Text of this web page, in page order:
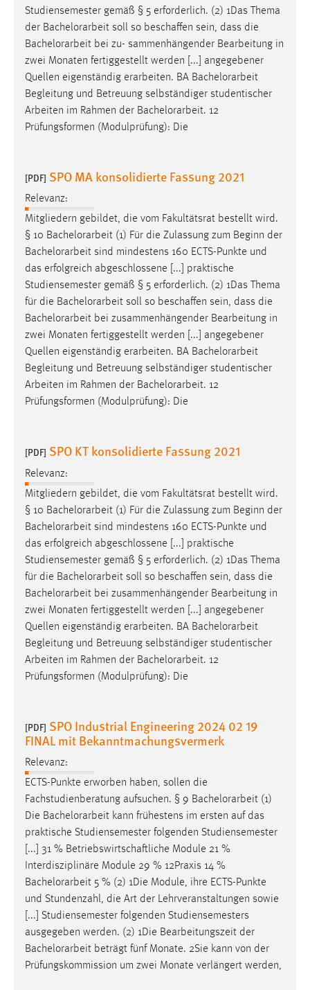
Studiensemester gemäß § 5 erforderlich. (2) 1Das Thema
der Bachelorarbeit soll so beschaffen sein, dass die
Bachelorarbeit bei zu- sammenhängender Bearbeitung in
zwei Monaten fertiggestellt werden [...] angegebener
Quellen eigenständig erarbeiten. BA Bachelorarbeit
Begleitung und Betreuung selbständiger studentischer
Arbeiten im Rahmen der Bachelorarbeit. 12
Prüfungsformen (Modulprüfung): Die
[PDF] SPO MA konsolidierte Fassung 2021
Relevanz:
Mitgliedern gebildet, die vom Fakultätsrat bestellt wird.
§ 10 Bachelorarbeit (1) Für die Zulassung zum Beginn der
Bachelorarbeit sind mindestens 160 ECTS-Punkte und
das erfolgreich abgeschlossene [...] praktische
Studiensemester gemäß § 5 erforderlich. (2) 1Das Thema
für die Bachelorarbeit soll so beschaffen sein, dass die
Bachelorarbeit bei zusammenhängender Bearbeitung in
zwei Monaten fertiggestellt werden [...] angegebener
Quellen eigenständig erarbeiten. BA Bachelorarbeit
Begleitung und Betreuung selbständiger studentischer
Arbeiten im Rahmen der Bachelorarbeit. 12
Prüfungsformen (Modulprüfung): Die
[PDF] SPO KT konsolidierte Fassung 2021
Relevanz:
Mitgliedern gebildet, die vom Fakultätsrat bestellt wird.
§ 10 Bachelorarbeit (1) Für die Zulassung zum Beginn der
Bachelorarbeit sind mindestens 160 ECTS-Punkte und
das erfolgreich abgeschlossene [...] praktische
Studiensemester gemäß § 5 erforderlich. (2) 1Das Thema
für die Bachelorarbeit soll so beschaffen sein, dass die
Bachelorarbeit bei zusammenhängender Bearbeitung in
zwei Monaten fertiggestellt werden [...] angegebener
Quellen eigenständig erarbeiten. BA Bachelorarbeit
Begleitung und Betreuung selbständiger studentischer
Arbeiten im Rahmen der Bachelorarbeit. 12
Prüfungsformen (Modulprüfung): Die
[PDF] SPO Industrial Engineering 2024 02 19
FINAL mit Bekanntmachungsvermerk
Relevanz:
ECTS-Punkte erworben haben, sollen die
Fachstudienberatung aufsuchen. § 9 Bachelorarbeit (1)
Die Bachelorarbeit kann frühestens im ersten auf das
praktische Studiensemester folgenden Studiensemester
[...] 31 % Betriebswirtschaftliche Module 21 %
Interdisziplinäre Module 29 % 12Praxis 14 %
Bachelorarbeit 5 % (2) 1Die Module, ihre ECTS-Punkte
und Stundenzahl, die Art der Lehrveranstaltungen sowie
[...] Studiensemester folgenden Studiensemesters
ausgegeben werden. (2) 1Die Bearbeitungszeit der
Bachelorarbeit beträgt fünf Monate. 2Sie kann von der
Prüfungskommission um zwei Monate verlängert werden,